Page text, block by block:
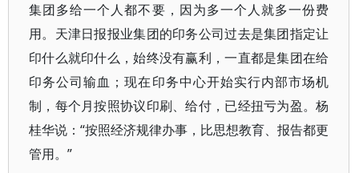
集团多给一个人都不要，因为多一个人就多一份费
用。天津日报报业集团的印务公司过去是集团指定让
印什么就印什么，始终没有赢利，一直都是集团在给
印务公司输血；现在印务中心开始实行内部市场机
制，每个月按照协议印刷、给付，已经扭亏为盈。杨
桂华说：“按照经济规律办事，比思想教育、报告都更
管用。”